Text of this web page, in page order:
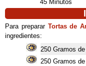
45 Minutos
Para preparar Tortas de
ingredientes:
250 Gramos de
250 Gramos